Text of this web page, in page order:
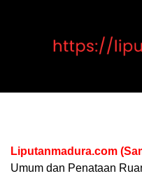
Liputanmadura.com
Umum dan Penataan